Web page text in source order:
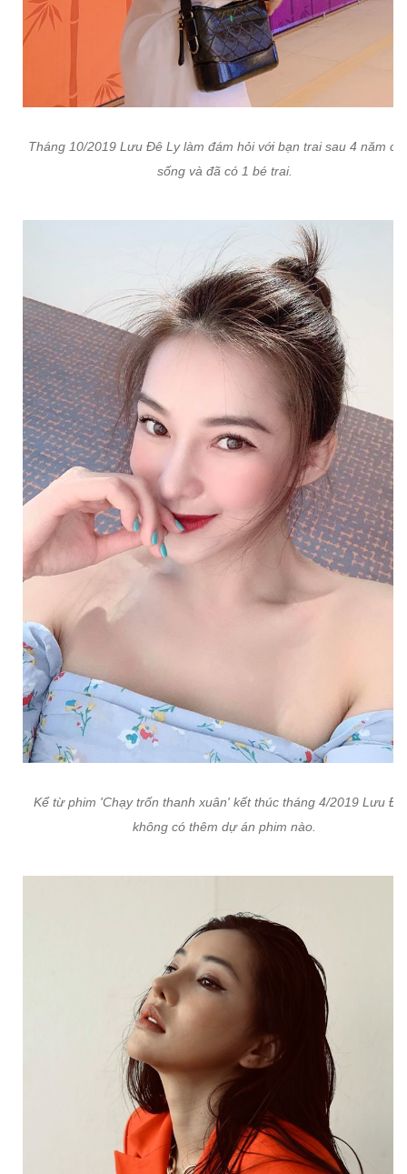
Tháng 10/2019 Lưu Đê Ly làm đám hỏi với bạn trai sau 4 năm
sống và đã có 1 bé trai.
Kể từ phim 'Chạy trốn thanh xuân' kết thúc tháng 4/2019 Lưu
không có thêm dự án phim nào.